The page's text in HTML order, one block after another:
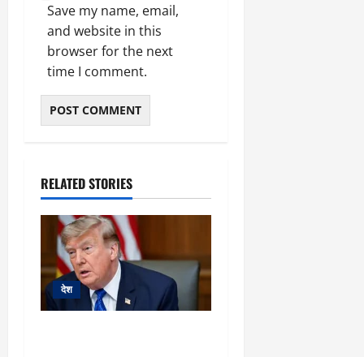
Save my name, email,
and website in this
browser for the next
time I comment.
RELATED STORIES
देश